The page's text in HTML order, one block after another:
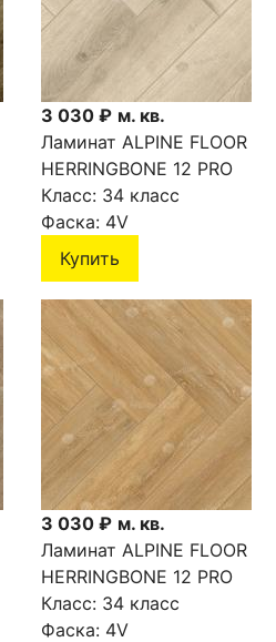
3 030 ₽ м. кв.
Ламинат ALPINE FLOOR
HERRINGBONE 12 PRO
Орлеан LF106-08
Класс: 34 класс
Фаска: 4V
Купить
3 030 ₽ м. кв.
Ламинат ALPINE FLOOR
HERRINGBONE 12 PRO
Дуб Тулуза LF106-04
Класс: 34 класс
Фаска: 4V